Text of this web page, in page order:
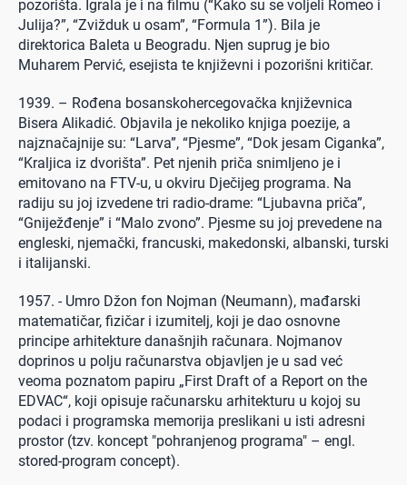
pozorišta. Igrala je i na filmu (“Kako su se voljeli Romeo i
Julija?”, “Zvižduk u osam”, “Formula 1”). Bila je
direktorica Baleta u Beogradu. Njen suprug je bio
Muharem Pervić, esejista te književni i pozorišni kritičar.
1939. – Rođena bosanskohercegovačka književnica
Bisera Alikadić. Objavila je nekoliko knjiga poezije, a
najznačajnije su: “Larva”, “Pjesme”, “Dok jesam Ciganka”,
“Kraljica iz dvorišta”. Pet njenih priča snimljeno je i
emitovano na FTV-u, u okviru Dječijeg programa. Na
radiju su joj izvedene tri radio-drame: “Ljubavna priča”,
“Gniježđenje” i “Malo zvono”. Pjesme su joj prevedene na
engleski, njemački, francuski, makedonski, albanski, turski
i italijanski.
1957. - Umro Džon fon Nojman (Neumann), mađarski
matematičar, fizičar i izumitelj, koji je dao osnovne
principe arhitekture današnjih računara. Nojmanov
doprinos u polju računarstva objavljen je u sad već
veoma poznatom papiru „First Draft of a Report on the
EDVAC“, koji opisuje računarsku arhitekturu u kojoj su
podaci i programska memorija preslikani u isti adresni
prostor (tzv. koncept "pohranjenog programa" – engl.
stored-program concept).